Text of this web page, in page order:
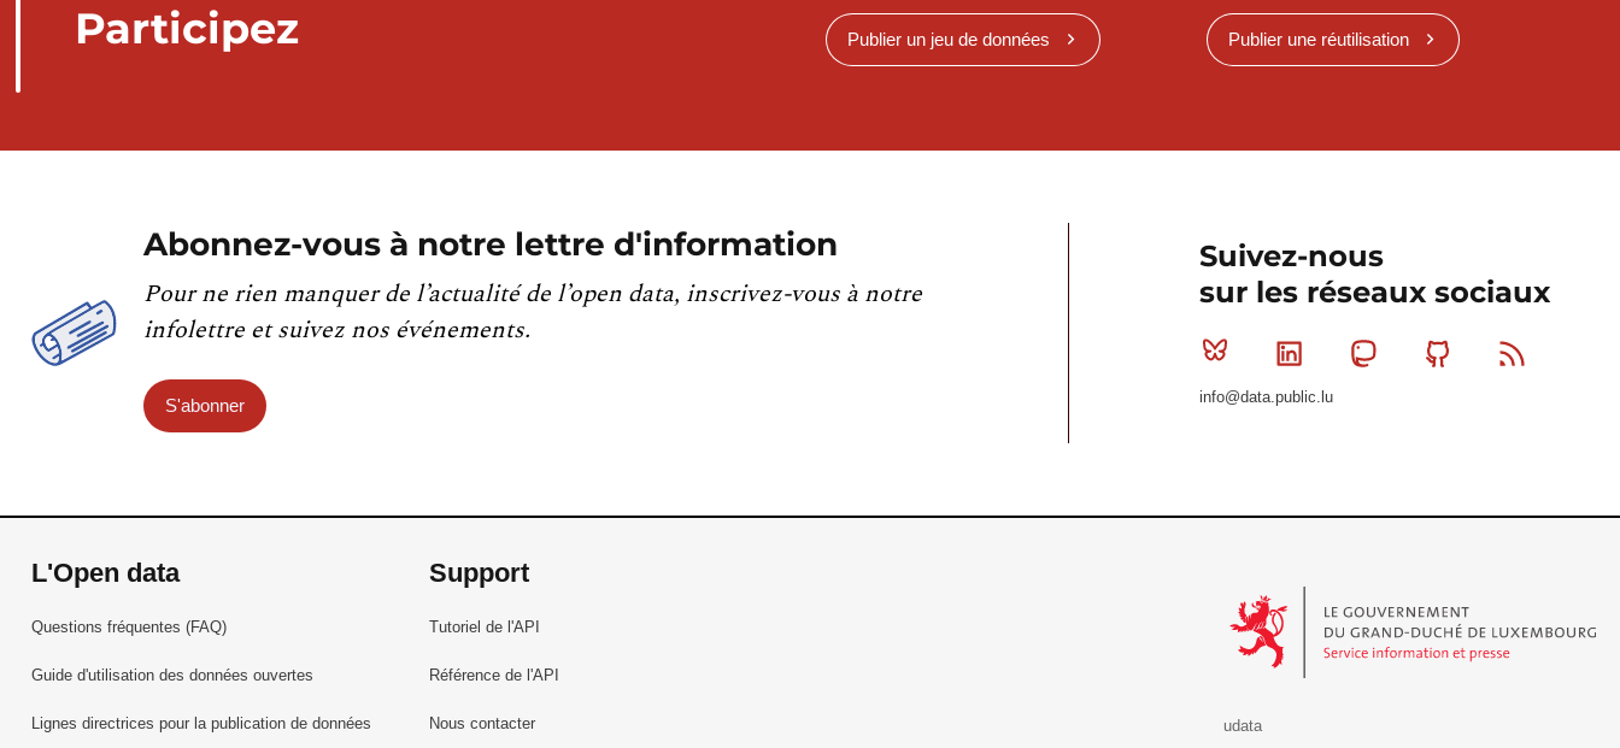
Participez Publier un jeu de données Publier une réutilisation
Abonnez-vous à notre lettre d'information
Pour ne rien manquer de l’actualité de l’open data, inscrivez-vous à notre
infolettre et suivez nos événements.
S'abonner
Suivez-nous
sur les réseaux sociaux
Bluesky Linkedin MastodonGithub
info@data.public.lu
L'Open data
Questions fréquentes (FAQ)
Guide d'utilisation des données ouvertes
Lignes directrices pour la publication de données
Support
Tutoriel de l'API
Référence de l'API
Nous contacter
udata